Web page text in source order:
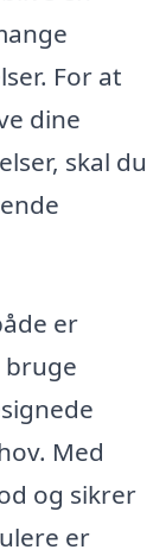
For at
dine
skal du
er
Med
og sikrer
er